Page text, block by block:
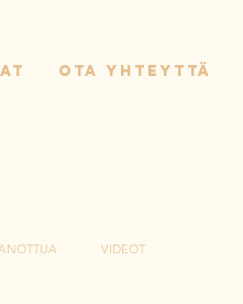
OTA YHTEYTTÄ
VIDEOT